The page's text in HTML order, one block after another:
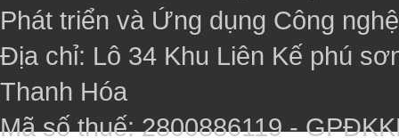
Phát triển và Ứng dụng Công
Địa chỉ: Lô 34 Khu Liên Kế phú
Thanh Hóa
Mã số thuế: 2800886119 -